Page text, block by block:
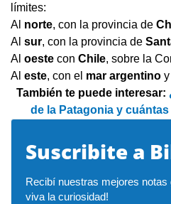
límites:
Al norte, con la provincia de
Al sur, con la provincia de
Al oeste con Chile, sobre la
Al este, con el mar argentino y
También te puede interesar:
de la Patagonia y
Suscribite a
Recibí nuestras mejores notas
viva la curiosidad!